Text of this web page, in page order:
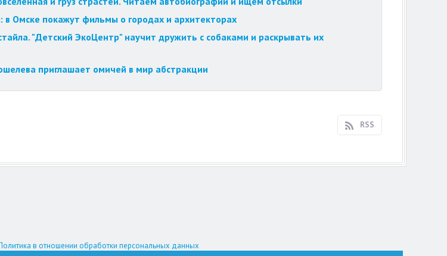
Омске покажут фильмы о городах и архитекторах
"Детский ЭкоЦентр" научит дружить с собаками и раскрывать их
приглашает омичей в мир абстракции
RSS
в отношении обработки персональных данных